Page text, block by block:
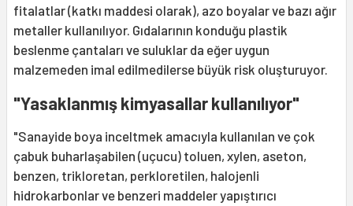
fitalatlar (katkı maddesi olarak), azo boyalar ve bazı ağır
metaller kullanılıyor. Gıdalarının konduğu plastik
beslenme çantaları ve suluklar da eğer uygun
malzemeden imal edilmedilerse büyük risk oluşturuyor.
"Yasaklanmış kimyasallar kullanılıyor"
"Sanayide boya inceltmek amacıyla kullanılan ve çok
çabuk buharlaşabilen (uçucu) toluen, xylen, aseton,
benzen, trikloretan, perkloretilen, halojenli
hidrokarbonlar ve benzeri maddeler yapıştırıcı